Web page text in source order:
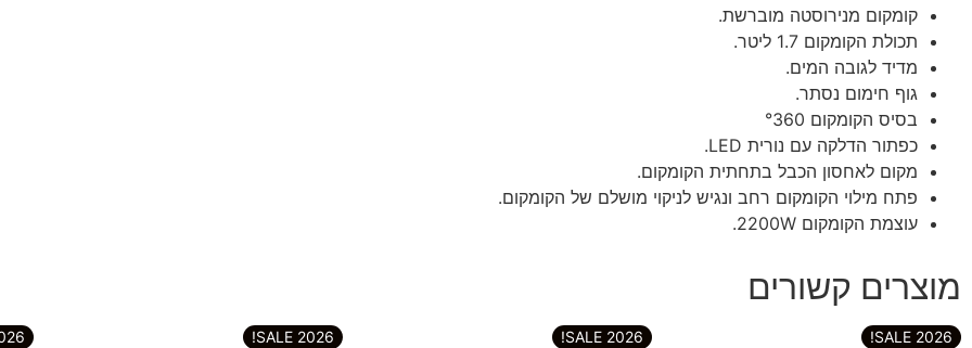
קומקום מנירוסטה מוברשת.
תכולת הקומקום 1.7 ליטר.
מדיד לגובה המים.
גוף חימום נסתר.
בסיס הקומקום °360
כפתור הדלקה עם נורית LED.
מקום לאחסון הכבל בתחתית הקומקום.
פתח מילוי הקומקום רחב ונגיש לניקוי מושלם של הקומקום.
עוצמת הקומקום 2200W.
מוצרים קשורים
2026 SALE!
2026 SALE!
2026 SALE!
SALE!